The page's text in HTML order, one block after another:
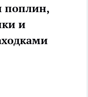
поплин,
и